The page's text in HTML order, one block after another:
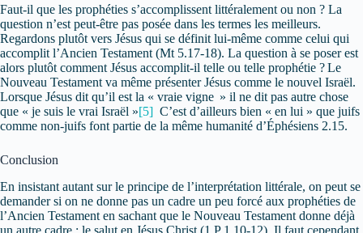
Faut-il que les prophéties s’accomplissent littéralement ou non ? La
question n’est peut-être pas posée dans les termes les meilleurs.
Regardons plutôt vers Jésus qui se définit lui-même comme celui qui
accomplit l’Ancien Testament (Mt 5.17-18). La question à se poser est
alors plutôt comment Jésus accomplit-il telle ou telle prophétie ? Le
Nouveau Testament va même présenter Jésus comme le nouvel Israël.
Lorsque Jésus dit qu’il est la « vraie vigne » il ne dit pas autre chose
que « je suis le vrai Israël »[5] C’est d’ailleurs bien « en lui » que juifs
comme non-juifs font partie de la même humanité d’Éphésiens 2.15.
Conclusion
En insistant autant sur le principe de l’interprétation littérale, on peut se
demander si on ne donne pas un cadre un peu forcé aux prophéties de
l’Ancien Testament en sachant que le Nouveau Testament donne déjà
un autre cadre : le salut en Jésus Christ (1 P 1.10-12). Il faut cependant